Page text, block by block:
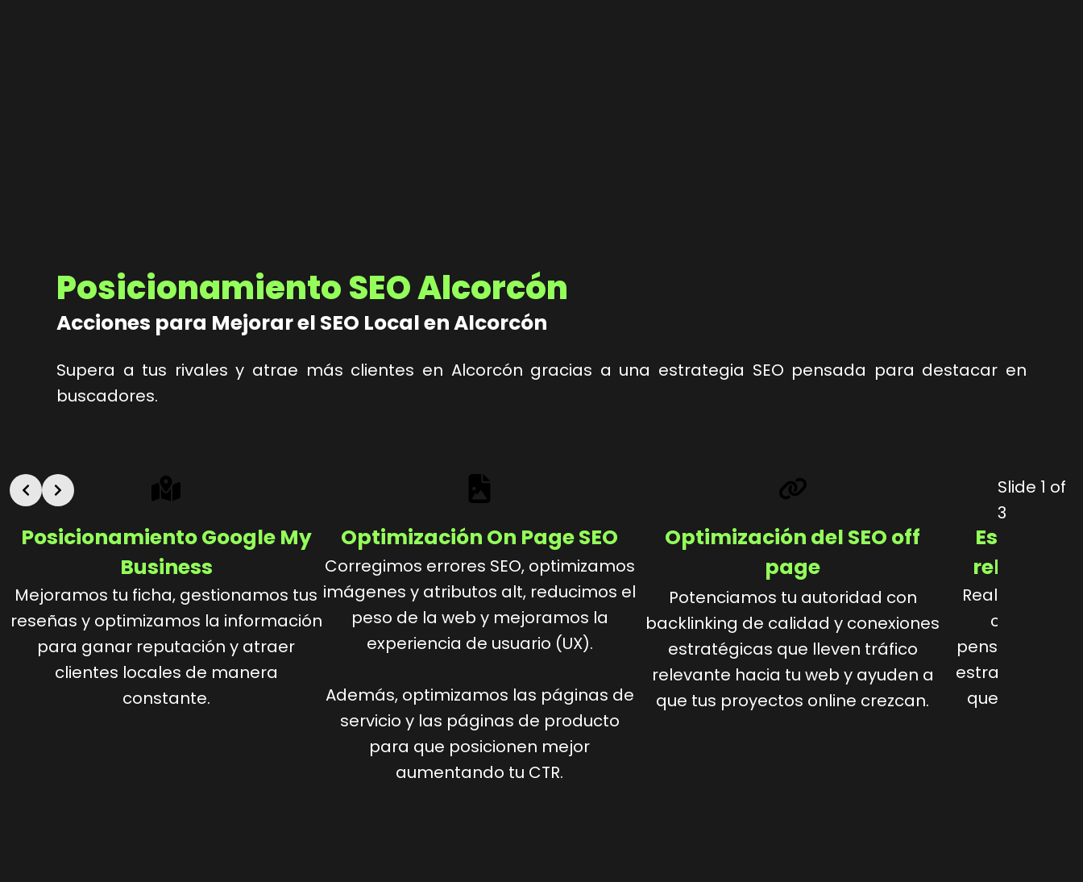
Posicionamiento SEO Alcorcón
Acciones para Mejorar el SEO Local en Alcorcón
Supera a tus rivales y atrae más clientes en Alcorcón gracias a una estrategia SEO pensada para destacar en
buscadores.
Posicionamiento Google My
Business
Mejoramos tu ficha, gestionamos tus
reseñas y optimizamos la información
para ganar reputación y atraer
clientes locales de manera
constante.
Optimización On Page SEO
Corregimos errores SEO, optimizamos
imágenes y atributos alt, reducimos el
peso de la web y mejoramos la
experiencia de usuario (UX).
Además, optimizamos las páginas de
servicio y las páginas de producto
para que posicionen mejor
aumentando tu CTR.
Optimización del SEO off
page
Potenciamos tu autoridad con
backlinking de calidad y conexiones
estratégicas que lleven tráfico
relevante hacia tu web y ayuden a
que tus proyectos online crezcan.
Realizamos
clave y
pensados
estratégicas y
que atraigan
Slide 1 of
3